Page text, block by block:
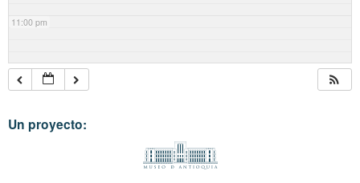
11:00 pm
Un proyecto: